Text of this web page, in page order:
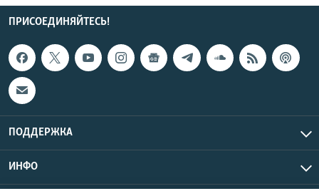
ПРИСОЕДИНЯЙТЕСЬ!
ПОДДЕРЖКА
ИНФО